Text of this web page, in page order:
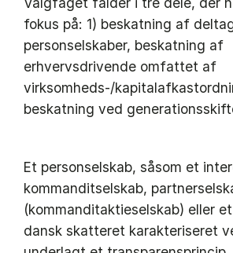
fokus på: 1) beskatning af
personselskaber, beskatning af
erhvervsdrivende omfattet af
virksomheds-/
beskatning ved
Et personselskab, såsom et
kommanditselskab,
(kommanditaktieselskab) eller
dansk skatteret karakteriseret